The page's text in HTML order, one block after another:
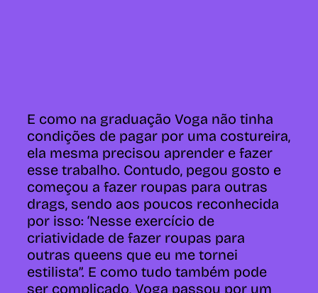
E como na graduação Voga não tinha
condições de pagar por uma costureira,
ela mesma precisou aprender e fazer
esse trabalho. Contudo, pegou gosto e
começou a fazer roupas para outras
drags, sendo aos poucos reconhecida
por isso: ‘Nesse exercício de
criatividade de fazer roupas para
outras queens que eu me tornei
estilista”. E como tudo também pode
ser complicado, Voga passou por um